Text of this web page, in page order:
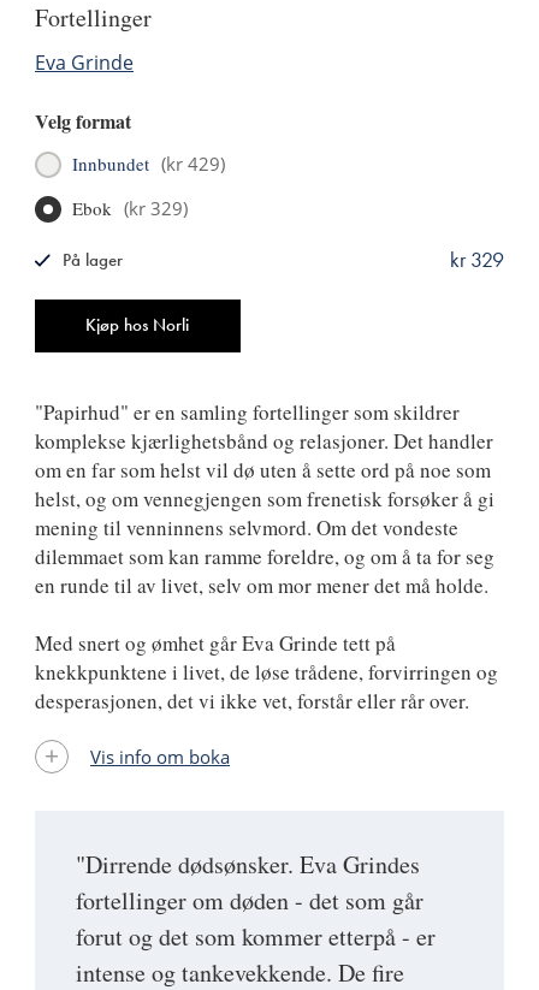
fortellinger
Eva Grinde
Velg format
Innbundet (kr 429)
Ebok (kr 329)
Kjøp hos Norli
kr 329
På lager
"Dirrende dødsønsker. Eva Grindes
fortellinger om døden - det som går
forut og det som kommer etterpå - er
intense og tankevekkende. De fire
"Papirhud" er en samling fortellinger som skildrer
komplekse kjærlighetsbånd og relasjoner. Det handler
om en far som helst vil dø uten å sette ord på noe som
helst, og om vennegjengen som frenetisk forsøker å gi
mening til venninnens selvmord. Om det vondeste
dilemmaet som kan ramme foreldre, og om å ta for seg
en runde til av livet, selv om mor mener det må holde.
Med snert og ømhet går Eva Grinde tett på
knekkpunktene i livet, de løse trådene, forvirringen og
desperasjonen, det vi ikke vet, forstår eller rår over.
Vis info om boka